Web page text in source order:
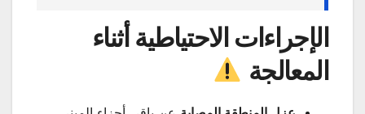
الإجراءات الاحتياطية أثناء
المعالجة